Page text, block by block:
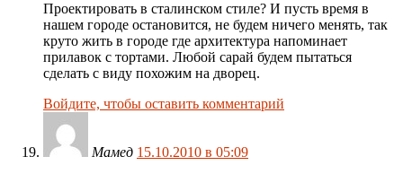
Проектировать в сталинском стиле? И пусть время в
нашем городе остановится, не будем ничего менять, так
круто жить в городе где архитектура напоминает
прилавок с тортами. Любой сарай будем пытаться
сделать с виду похожим на дворец.
Войдите, чтобы оставить комментарий
Мамед 15.10.2010 в 05:09